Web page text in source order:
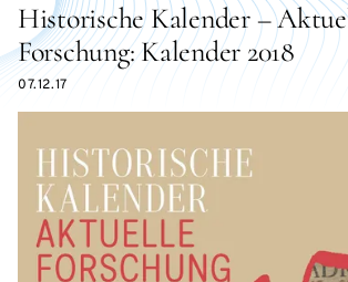
Historische Kalender –
Forschung: Kalender 2018
07.12.17